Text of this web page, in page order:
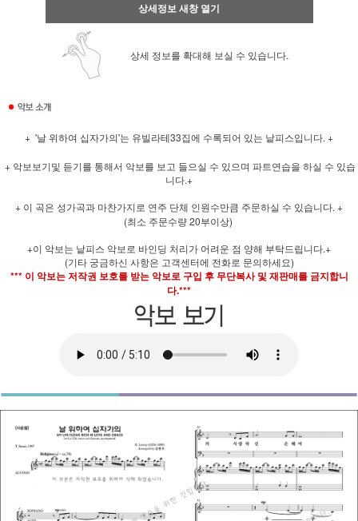
상세정보 새창 열기
상세 정보를 확대해 보실 수 있습니다.
+ '날 위하여 십자가의 '는 유빌라테33집에 수록되어 있는 낱피스입니다. +
+ 악보보기및 듣기를 통해서 악보를 보고 들으실 수 있으며 파트연습을 하실 수 있습
니다.+
+ 이 곡은 성가곡과 마찬가지로 연주 단체 인원수만큼 주문하실 수 있습니다. +
(최소 주문수량 20부이상)
+이 악보는 낱피스 악보로 바인딩 처리가 어려운 점 양해 부탁드립니다.+
(기타 궁금하신 사항은 고객센터에 전화로 문의하세요)
*** 이 악보는 저작권 보호를 받는 악보로 구입 후 무단복사 및 재판매를 금지합니
다.***